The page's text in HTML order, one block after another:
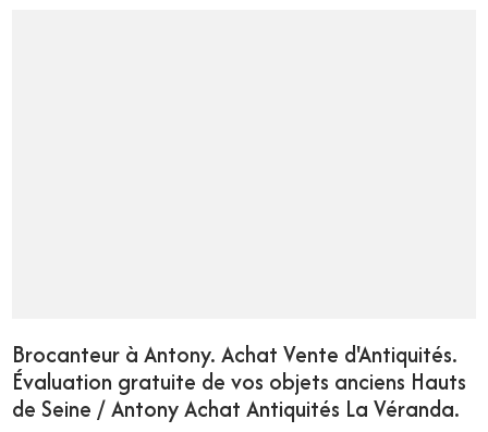
Brocanteur à Antony. Achat Vente d'Antiquités.
Évaluation gratuite de vos objets anciens Hauts
de Seine / Antony Achat Antiquités La Véranda.